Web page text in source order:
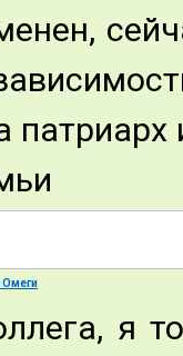
патриарх
я